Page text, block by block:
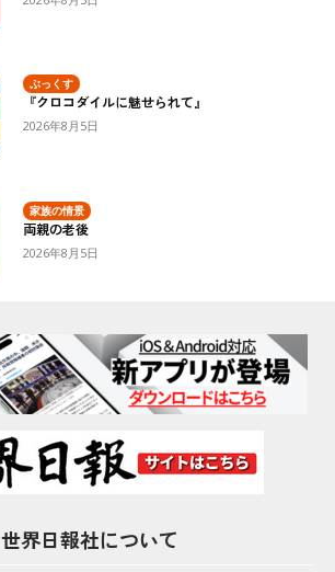
ぶっくす
『クロコダイルに魅せられて』
2026年8月5日
家族の情景
両親の老後
2026年8月5日
世界日報社について